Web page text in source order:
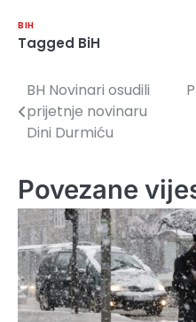
BIH
Tagged BiH
Navigacija
članaka
BH Novinari osudili
prijetnje novinaru
Dini Durmiću
Povezane